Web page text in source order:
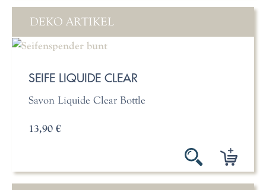
DEKO ARTIKEL
SEIFE LIQUIDE CLEAR
Savon Liquide Clear Bottle
13,90 €